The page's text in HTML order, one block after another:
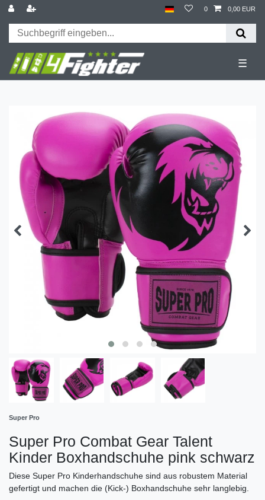
0 0,00 EUR
☰
Super Pro
Super Pro Combat Gear Talent
Kinder Boxhandschuhe pink schwarz
Diese Super Pro Kinderhandschuhe sind aus robustem Material
gefertigt und machen die (Kick-) Boxhandschuhe sehr langlebig.